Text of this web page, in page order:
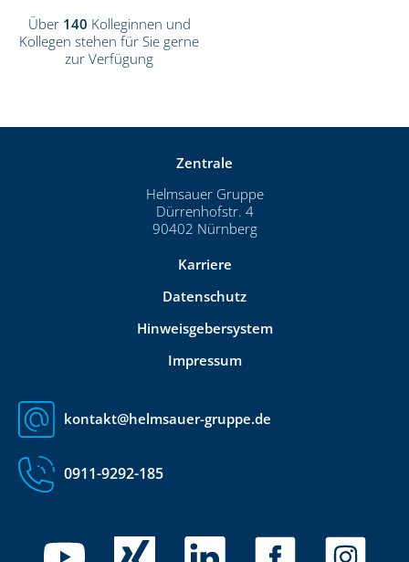
Über140 Kolleginnen und
Kollegen stehen für Sie gerne
zur Verfügung
Zentrale
Helmsauer Gruppe
Dürrenhofstr. 4
90402 Nürnberg
Karriere
Datenschutz
Hinweisgebersystem
Impressum
kontakt@helmsauer-gruppe.de
0911-9292-185